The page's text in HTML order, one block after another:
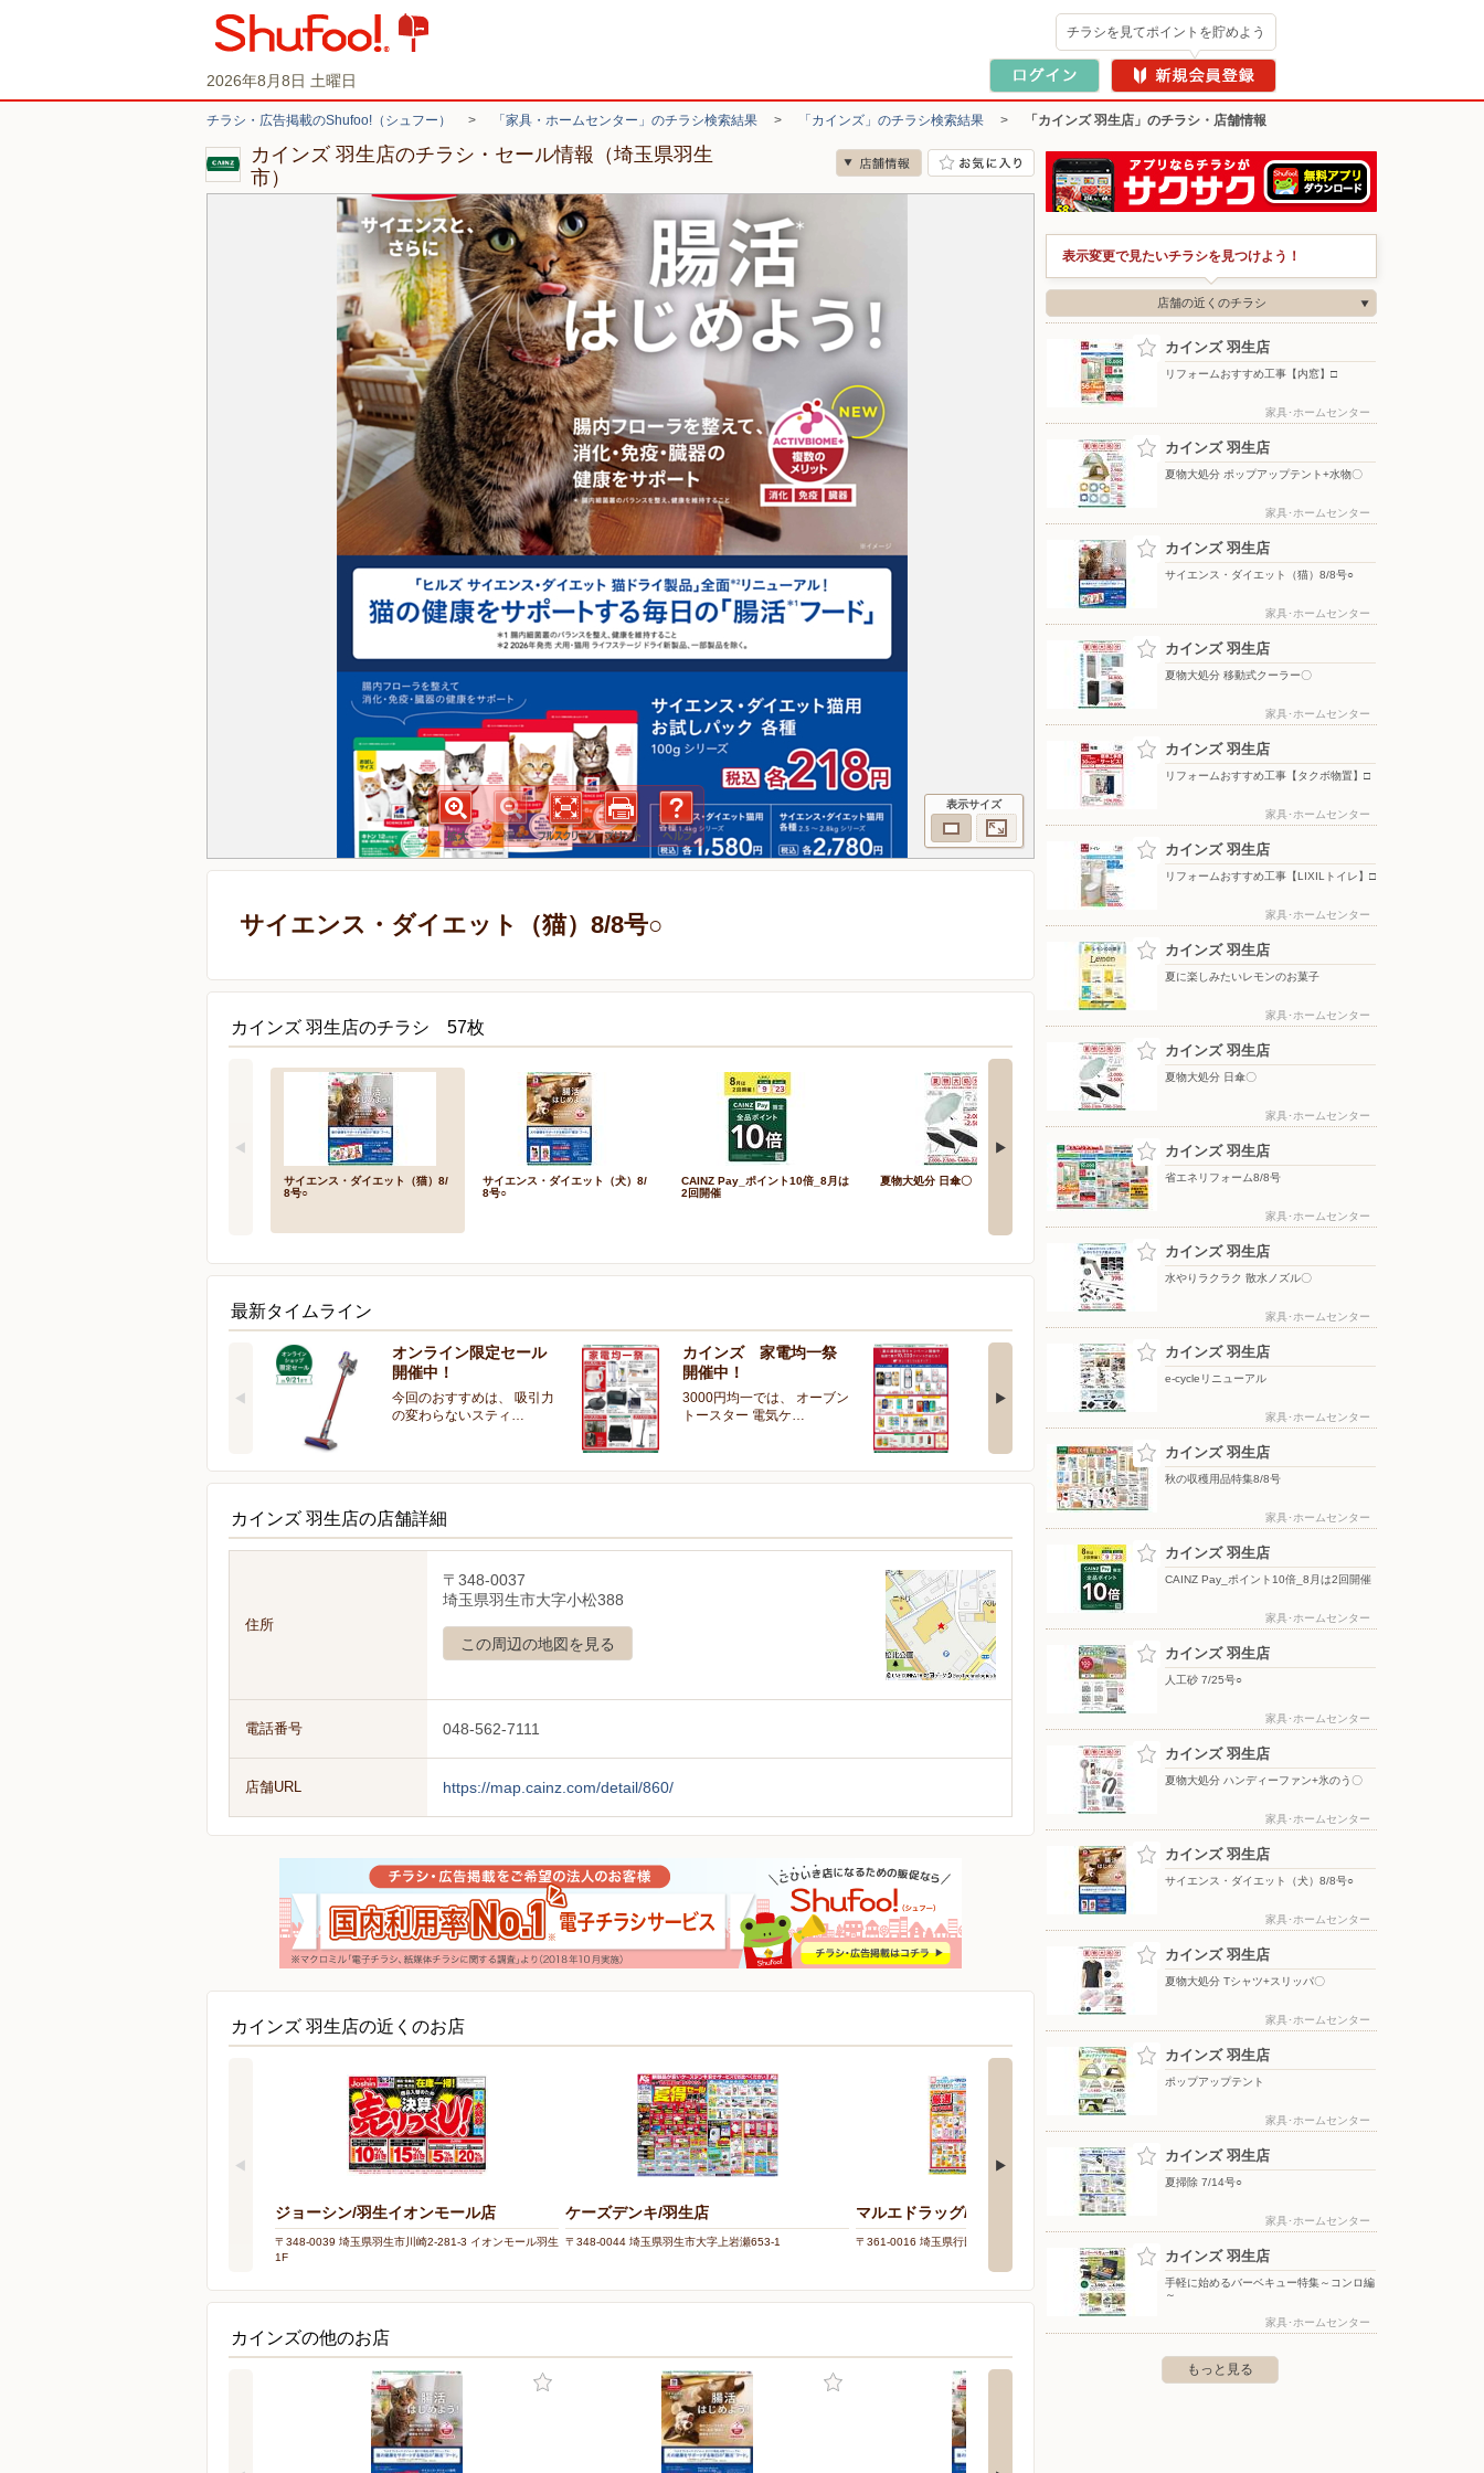
2026年8月8日 土曜日
チラシを見てポイントを貯めよう
チラシ・広告掲載のShufoo!（シュフー） > 「家具・ホームセンター」のチラシ検索結果 > 「カインズ」のチラシ検索結果 > 「カインズ 羽生店」のチラシ・店舗情報
カインズ 羽生店のチラシ・セール情報（埼玉県羽生
市）
表示サイズ
サイエンス・ダイエット（猫）8/8号○
カインズ 羽生店のチラシ 57枚
サイエンス・ダイエット（猫）8/
8号○
サイエンス・ダイエット（犬）8/
8号○
CAINZ Pay_ポイント10倍_8月は
2回開催
夏物大処分 日傘〇
夏物大処分 ポップアップテント
+水物〇
水やりラクラク 散水ノズル〇
最新タイムライン
オンライン限定セール
開催中！
今回のおすすめは、 吸引力
の変わらないスティ…
カインズ 家電均一祭
開催中！
3000円均一では、 オーブン
トースター 電気ケ…
夏の酒類合同キャンペ
夏の酒類合同キャンペーン
開催中！ 抽選で最大…
カインズ 羽生店の店舗詳細
住所
〒348-0037
埼玉県羽生市大字小松388
この周辺の地図を見る
電話番号 048-562-7111
店舗URL https://map.cainz.com/detail/860/
カインズ 羽生店の近くのお店
ジョーシン/羽生イオンモール店
〒348-0039 埼玉県羽生市川崎2-281-3 イオンモール羽生
1F
ケーズデンキ/羽生店
〒348-0044 埼玉県羽生市大字上岩瀬653-1
マルエドラッグ/行田藤原店
〒361-0016 埼玉県行田市藤原町2-1-4
ヤマダデンキ/テックランド行田店
カインズの他のお店
表示変更で見たいチラシを見つけよう！
店舗の近くのチラシ
カインズ 羽生店
リフォームおすすめ工事【内窓】□
家具･ホームセンター
カインズ 羽生店
夏物大処分 ポップアップテント+水物〇
家具･ホームセンター
カインズ 羽生店
サイエンス・ダイエット（猫）8/8号○
家具･ホームセンター
カインズ 羽生店
夏物大処分 移動式クーラー〇
家具･ホームセンター
カインズ 羽生店
リフォームおすすめ工事【タクボ物置】□
家具･ホームセンター
カインズ 羽生店
リフォームおすすめ工事【LIXILトイレ】□
家具･ホームセンター
カインズ 羽生店
夏に楽しみたいレモンのお菓子
家具･ホームセンター
カインズ 羽生店
夏物大処分 日傘〇
家具･ホームセンター
カインズ 羽生店
省エネリフォーム8/8号
家具･ホームセンター
カインズ 羽生店
水やりラクラク 散水ノズル〇
家具･ホームセンター
カインズ 羽生店
e-cycleリニューアル
家具･ホームセンター
カインズ 羽生店
秋の収穫用品特集8/8号
家具･ホームセンター
カインズ 羽生店
CAINZ Pay_ポイント10倍_8月は2回開催
家具･ホームセンター
カインズ 羽生店
人工砂 7/25号○
家具･ホームセンター
カインズ 羽生店
夏物大処分 ハンディーファン+氷のう〇
家具･ホームセンター
カインズ 羽生店
サイエンス・ダイエット（犬）8/8号○
家具･ホームセンター
カインズ 羽生店
夏物大処分 Tシャツ+スリッパ〇
家具･ホームセンター
カインズ 羽生店
ポップアップテント
家具･ホームセンター
カインズ 羽生店
夏掃除 7/14号○
家具･ホームセンター
カインズ 羽生店
手軽に始めるバーベキュー特集～コンロ編
～
家具･ホームセンター
もっと見る